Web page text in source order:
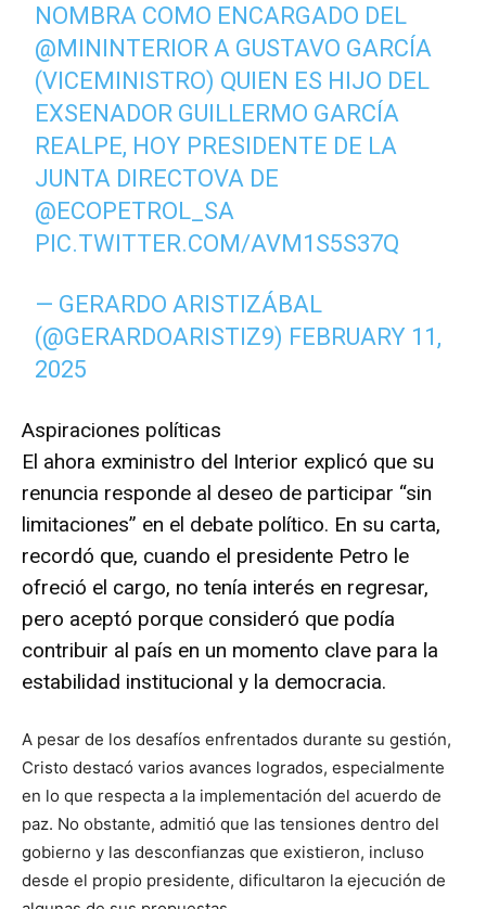
NOMBRA COMO ENCARGADO DEL
@MININTERIOR A GUSTAVO GARCÍA
(VICEMINISTRO) QUIEN ES HIJO DEL
EXSENADOR GUILLERMO GARCÍA
REALPE, HOY PRESIDENTE DE LA
JUNTA DIRECTOVA DE
@ECOPETROL_SA
PIC.TWITTER.COM/AVM1S5S37Q
— GERARDO ARISTIZÁBAL
(@GERARDOARISTIZ9) FEBRUARY 11,
2025
Aspiraciones políticas
El ahora exministro del Interior explicó que su
renuncia responde al deseo de participar “sin
limitaciones” en el debate político. En su carta,
recordó que, cuando el presidente Petro le
ofreció el cargo, no tenía interés en regresar,
pero aceptó porque consideró que podía
contribuir al país en un momento clave para la
estabilidad institucional y la democracia.
A pesar de los desafíos enfrentados durante su gestión,
Cristo destacó varios avances logrados, especialmente
en lo que respecta a la implementación del acuerdo de
paz. No obstante, admitió que las tensiones dentro del
gobierno y las desconfianzas que existieron, incluso
desde el propio presidente, dificultaron la ejecución de